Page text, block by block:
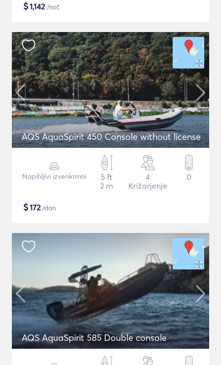
$1,142/noč
AQS AquaSpirit 450 Console without license
Napihljivi izvenkrmni
5 ft
2 m
4
Križarjenje
0
$172/dan
AQS AquaSpirit 585 Double console